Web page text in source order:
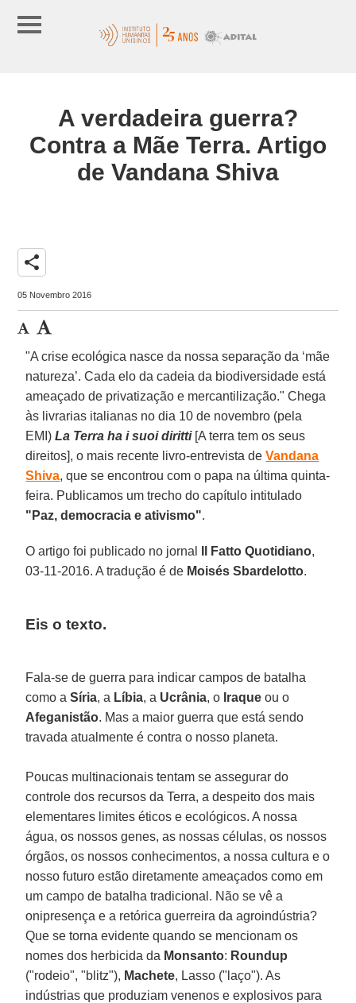
A verdadeira guerra?
Contra a Mãe Terra. Artigo
de Vandana Shiva
share
05 Novembro 2016
"A crise ecológica nasce da nossa separação da ‘mãe
natureza’. Cada elo da cadeia da biodiversidade está
ameaçado de privatização e mercantilização." Chega
às livrarias italianas no dia 10 de novembro (pela
EMI)La Terra ha i suoi diritti [A terra tem os seus
direitos], o mais recente livro-entrevista deVandana
Shiva, que se encontrou com o papa na última quinta-
feira. Publicamos um trecho do capítulo intitulado
"Paz, democracia e ativismo".
O artigo foi publicado no jornal Il Fatto Quotidiano,
03-11-2016. A tradução é de Moisés Sbardelotto.
Eis o texto.
Fala-se de guerra para indicar campos de batalha
como aSíria, a Líbia, a Ucrânia, o Iraque ou o
Afeganistão. Mas a maior guerra que está sendo
travada atualmente é contra o nosso planeta.
Poucas multinacionais tentam se assegurar do
controle dos recursos da Terra, a despeito dos mais
elementares limites éticos e ecológicos. A nossa
água, os nossos genes, as nossas células, os nossos
órgãos, os nossos conhecimentos, a nossa cultura e o
nosso futuro estão diretamente ameaçados como em
um campo de batalha tradicional. Não se vê a
onipresença e a retórica guerreira da agroindústria?
Que se torna evidente quando se mencionam os
nomes dos herbicida da Monsanto: Roundup
("rodeio", "blitz"), Machete, Lasso ("laço"). As
indústrias que produziam venenos e explosivos para